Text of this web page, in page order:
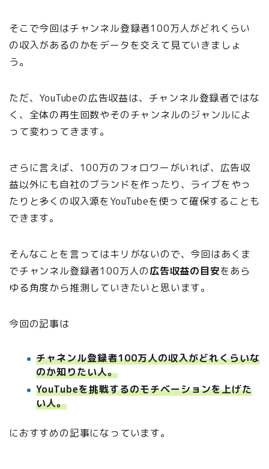
そこで今回はチャンネル登録者100万人がどれくらい
の収入があるのかをデータを交えて見ていきましょ
う。
ただ、YouTubeの広告収益は、チャンネル登録者ではな
く、全体の再生回数やそのチャンネルのジャンルによ
って変わってきます。
さらに言えば、100万のフォロワーがいれば、広告収
益以外にも自社のブランドを作ったり、ライブをやっ
たりと多くの収入源をYouTubeを使って確保することも
できます。
そんなことを言ってはキリがないので、今回はあくま
でチャンネル登録者100万人の広告収益の目安をあら
ゆる角度から推測していきたいと思います。
今回の記事は
チャネンル登録者100万人の収入がどれくらいな
のか知りたい人。
YouTubeを挑戦するのモチベーションを上げた
い人。
におすすめの記事になっています。